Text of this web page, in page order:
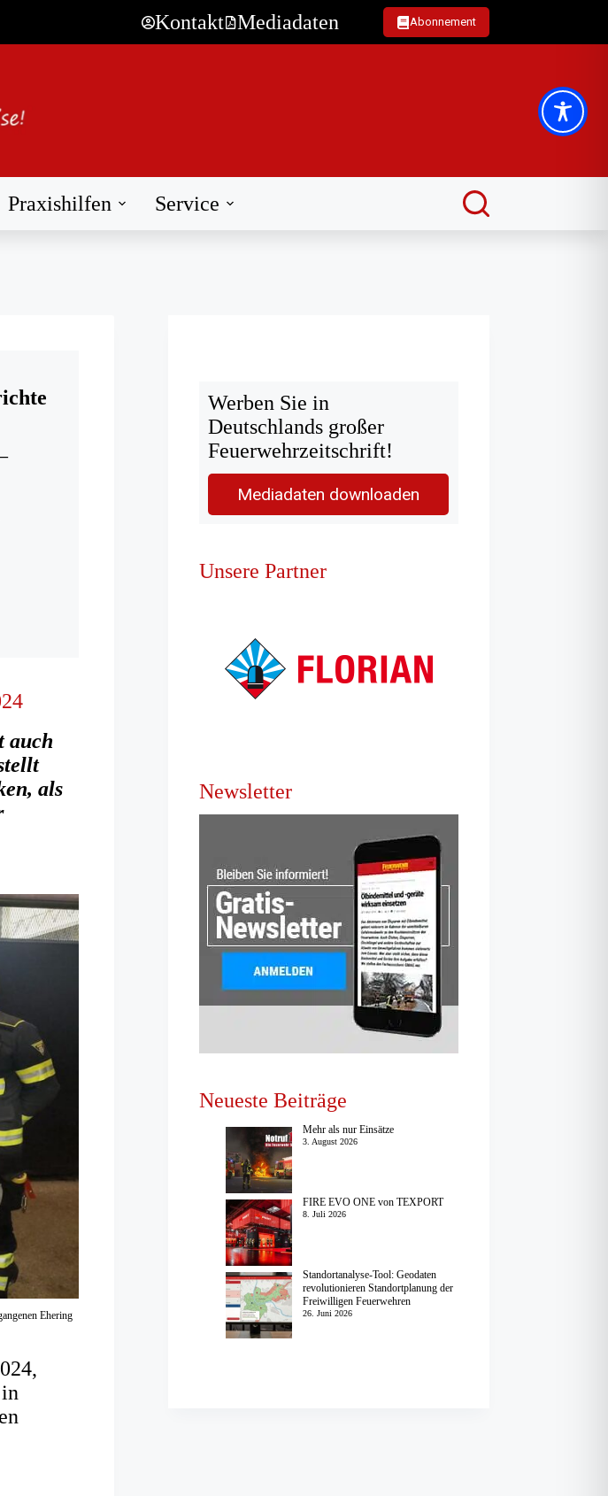
Kontakt Mediadaten Abonnement
Praxishilfen Service
auch
als
Ehering
Werben Sie in
Deutschlands großer
Feuerwehrzeitschrift!
Mediadaten downloaden
Unsere Partner
Newsletter
Neueste Beiträge
Mehr als nur Einsätze
3. August 2026
FIRE EVO ONE von TEXPORT
8. Juli 2026
Standortanalyse-Tool: Geodaten
revolutionieren Standortplanung der
Freiwilligen Feuerwehren
26. Juni 2026